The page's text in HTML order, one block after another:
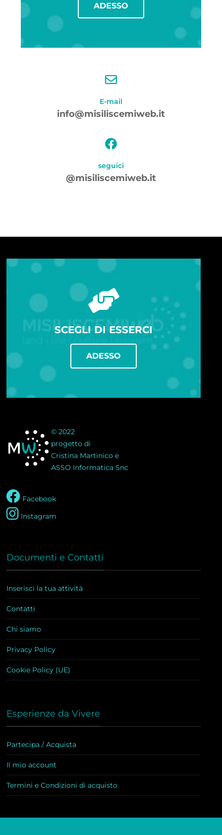
ADESSO
E-mail
info@misiliscemiweb.it
seguici
@misiliscemiweb.it
SCEGLI DI ESSERCI
ADESSO
© 2022
progetto di
Cristina Martinico e
ASSO Informatica Snc
Facebook
Instagram
Documenti e Contatti
Inserisci la tua attività
Contatti
Chi siamo
Privacy Policy
Cookie Policy (UE)
Esperienze da Vivere
Partecipa / Acquista
Il mio account
Termini e Condizioni di acquisto